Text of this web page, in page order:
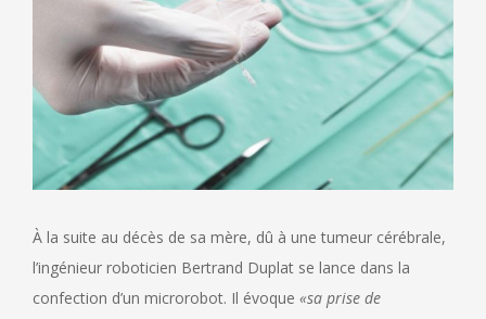
À la suite au décès de sa mère, dû à une tumeur cérébrale,
l’ingénieur roboticien Bertrand Duplat se lance dans la
confection d’un microrobot. Il évoque «sa prise de